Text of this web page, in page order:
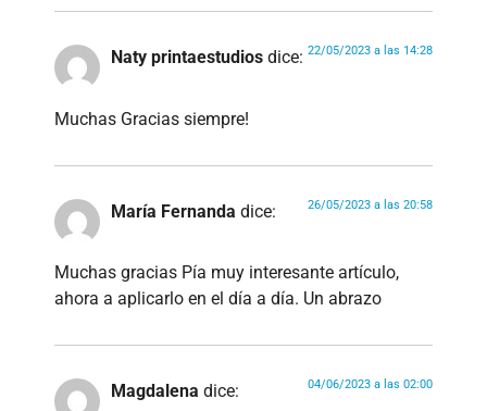
Naty printaestudios dice: 22/05/2023 a las 14:28
Muchas Gracias siempre!
María Fernanda dice: 26/05/2023 a las 20:58
Muchas gracias Pía muy interesante artículo,
ahora a aplicarlo en el día a día. Un abrazo
Magdalena dice: 04/06/2023 a las 02:00